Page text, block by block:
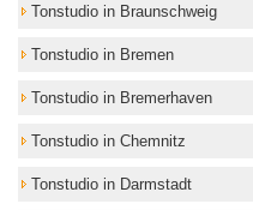
Tonstudio in Braunschweig
Tonstudio in Bremen
Tonstudio in Bremerhaven
Tonstudio in Chemnitz
Tonstudio in Darmstadt